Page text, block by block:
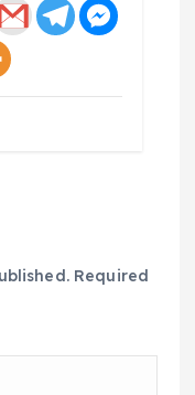
Required